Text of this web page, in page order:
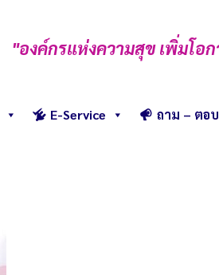
"องค์กรแห่งความสุข เพิ่มโ
E-Service ถาม – ตอบ